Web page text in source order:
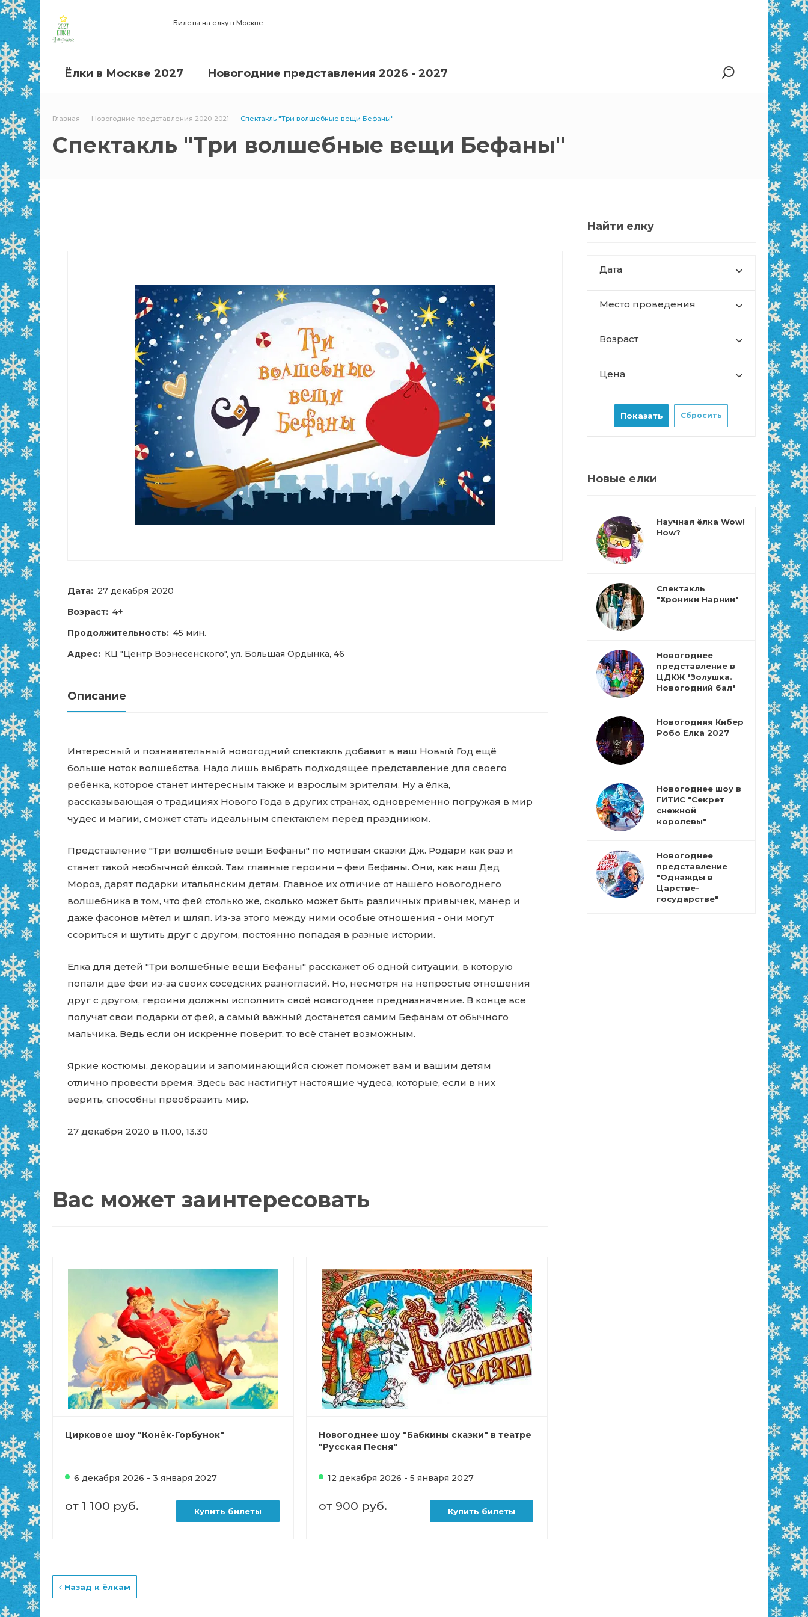
Ёлки в Москве 2027 Новогодние представления 2026 - 2027
Билеты на елку в Москве
Главная Новогодние представления 2020-2021 Спектакль "Три волшебные вещи Бефаны"
Спектакль "Три волшебные вещи Бефаны"
Найти елку
Дата
Место проведения
Возраст
Цена
Новые елки
Научная ёлка Wow!
How?
Спектакль
"Хроники Нарнии"
Новогоднее
представление в
ЦДКЖ "Золушка.
Новогодний бал"
Новогодняя Кибер
Робо Елка 2027
Новогоднее шоу в
ГИТИС "Секрет
снежной
королевы"
Новогоднее
представление
"Однажды в
Царстве-
государстве"
Дата: 27 декабря 2020
Возраст: 4+
Продолжительность: 45 мин.
Адрес: КЦ "Центр Вознесенского", ул. Большая Ордынка, 46
Описание
Интересный и познавательный новогодний спектакль добавит в ваш Новый Год ещё
больше ноток волшебства. Надо лишь выбрать подходящее представление для своего
ребёнка, которое станет интересным также и взрослым зрителям. Ну а ёлка,
рассказывающая о традициях Нового Года в других странах, одновременно погружая в мир
чудес и магии, сможет стать идеальным спектаклем перед праздником.
Представление "Три волшебные вещи Бефаны" по мотивам сказки Дж. Родари как раз и
станет такой необычной ёлкой. Там главные героини – феи Бефаны. Они, как наш Дед
Мороз, дарят подарки итальянским детям. Главное их отличие от нашего новогоднего
волшебника в том, что фей столько же, сколько может быть различных привычек, манер и
даже фасонов мётел и шляп. Из-за этого между ними особые отношения - они могут
ссориться и шутить друг с другом, постоянно попадая в разные истории.
Елка для детей "Три волшебные вещи Бефаны" расскажет об одной ситуации, в которую
попали две феи из-за своих соседских разногласий. Но, несмотря на непростые отношения
друг с другом, героини должны исполнить своё новогоднее предназначение. В конце все
получат свои подарки от фей, а самый важный достанется самим Бефанам от обычного
мальчика. Ведь если он искренне поверит, то всё станет возможным.
Яркие костюмы, декорации и запоминающийся сюжет поможет вам и вашим детям
отлично провести время. Здесь вас настигнут настоящие чудеса, которые, если в них
верить, способны преобразить мир.
27 декабря 2020 в 11.00, 13.30
Вас может заинтересовать
Цирковое шоу "Конёк-Горбунок"
6 декабря 2026 - 3 января 2027
от 1 100 руб. Купить билеты
Новогоднее шоу "Бабкины сказки" в театре
"Русская Песня"
12 декабря 2026 - 5 января 2027
от 900 руб. Купить билеты
Назад к ёлкам